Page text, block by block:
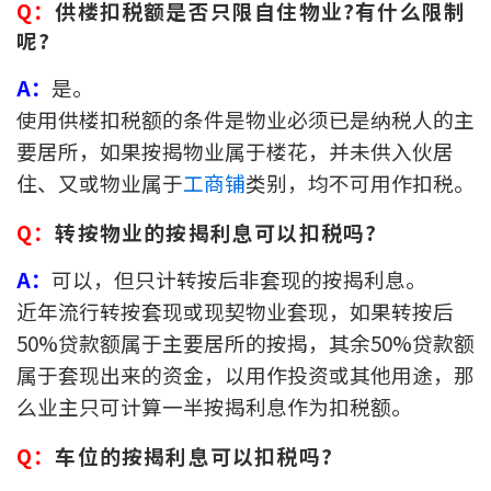
Q：供楼扣税额是否只限自住物业?有什么限制
呢?
A： 是。
使用供楼扣税额的条件是物业必须已是纳税人的主
要居所，如果按揭物业属于楼花，并未供入伙居
住、又或物业属于工商铺类别，均不可用作扣税。
Q：转按物业的按揭利息可以扣税吗?
A： 可以，但只计转按后非套现的按揭利息。
近年流行转按套现或现契物业套现，如果转按后
50%贷款额属于主要居所的按揭，其余50%贷款额
属于套现出来的资金，以用作投资或其他用途，那
么业主只可计算一半按揭利息作为扣税额。
Q： 车位的按揭利息可以扣税吗?